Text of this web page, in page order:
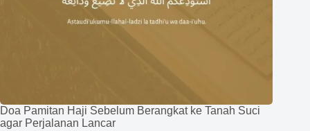
Doa Pamitan Haji Sebelum Berangkat ke Tanah Suci
agar Perjalanan Lancar